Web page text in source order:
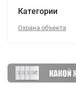
Категории
Охрана объекта